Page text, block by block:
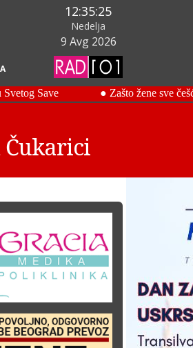
12:35:26
Nedelja
9 Avg 2026
Čukarici